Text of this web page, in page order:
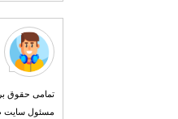
مسئول سایت طرح بیست و کانون